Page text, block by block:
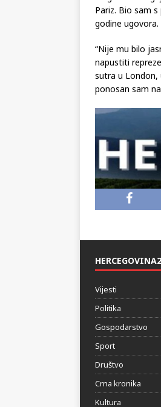
Dalić je otkrio i
mi govorili da
Pariz. Bio sam
godine ugovora.
“Nije mu bilo
napustiti
sutra u London,
ponosan sam
Vijesti
Politika
Gospodarstvo
Sport
Društvo